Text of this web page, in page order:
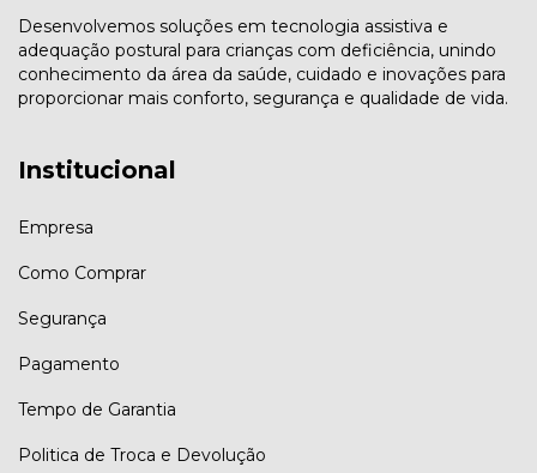
Desenvolvemos soluções em tecnologia assistiva e
adequação postural para crianças com deficiência, unindo
conhecimento da área da saúde, cuidado e inovações para
proporcionar mais conforto, segurança e qualidade de vida.
Institucional
Empresa
Como Comprar
Segurança
Pagamento
Tempo de Garantia
Politica de Troca e Devolução